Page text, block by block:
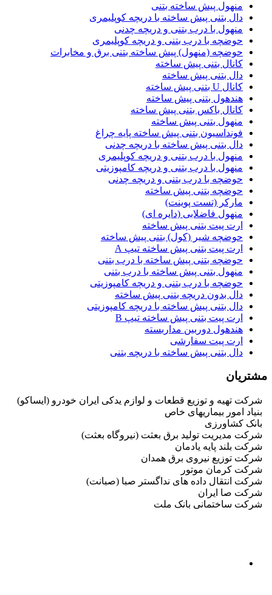
منهول پیش ساخته بتنی
دال بتنی پیش ساخته با دریچه کوپلیمری
منهول با درب بتنی و دریچه چدنی
حوضچه با درب بتنی و دریچه کوپلیمری
حوضچه (منهول) پیش ساخته بتنی برق و مخابرات
کانال بتنی پیش ساخته
دال بتنی پیش ساخته
کانال U بتنی پیش ساخته
هندهول بتنی پیش ساخته
کانال باکس بتنی پیش ساخته
منهول بتنی پیش ساخته
فونداسیون بتنی پیش ساخته پایه چراغ
دال بتنی پیش ساخته با دریچه چدنی
منهول با درب بتنی و دریچه کوپلیمری
منهول با درب بتنی و دریچه کامپوزیتی
حوضچه با درب بتنی و دریچه چدنی
حوضچه بتنی پیش ساخته
مارکر (تست پوینت)
منهول فاضلابی (دایره ای)
ارت پیت بتنی پیش ساخته
حوضچه شیر (کول) بتنی پیش ساخته
ارت پیت بتنی پیش ساخته تیپ A
حوضچه بتنی پیش ساخته با درب بتنی
منهول بتنی پیش ساخته با درب بتنی
حوضچه با درب بتنی و دریچه کامپوزیتی
دال بدون دریچه بتنی پیش ساخته
دال بتنی پیش ساخته با دریچه کامپوزیتی
ارت پیت بتنی پیش ساخته تیپ B
هندهول دوربین مداربسته
ارت پیت سفارشی
دال بتنی پیش ساخته با دریچه بتنی
مشتریان
شرکت تهیه و توزیع قطعات و لوازم یدکی ایران خودرو (ایساکو)
بنیاد امور بیماریهای خاص
بانک کشاورزی
شرکت مدیریت تولید برق بعثت (نیروگاه بعثت)
شرکت بلند پایه یادمان
شرکت توزیع نیروی برق همدان
شرکت کرمان موتور
شرکت انتقال داده های نداگستر صبا (صبانت)
شرکت صا ایران
شرکت ساختمانی بانک ملت